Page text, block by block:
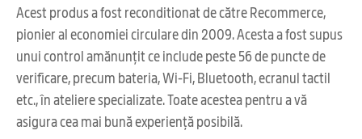
Acest produs a fost reconditionat de către Recommerce,
pionier al economiei circulare din 2009. Acesta a fost supus
unui control amănunțit ce include peste 56 de puncte de
verificare, precum bateria, Wi-Fi, Bluetooth, ecranul tactil
etc., în ateliere specializate. Toate acestea pentru a vă
asigura cea mai bună experiență posibilă.